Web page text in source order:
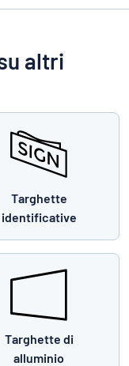
altri
Targhette
identificative
Targhette di
alluminio